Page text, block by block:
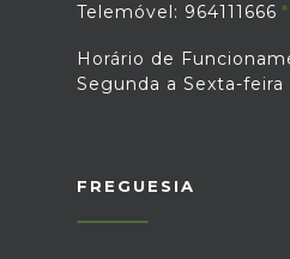
Telemóvel: 964111666
Horário de
Segunda a Sexta-feira
FREGUESIA